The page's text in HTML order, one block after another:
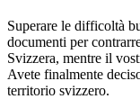
Superare le difficoltà
documenti per
Svizzera, mentre il
Avete finalmente
territorio svizzero.